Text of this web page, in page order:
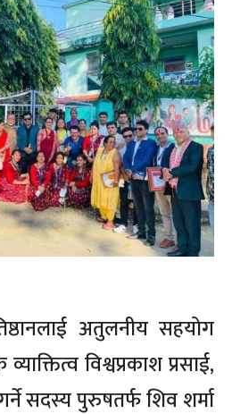
अतुलनीय सहयोग
विश्वप्रकाश प्रसाई,
सदस्य पुरुषतर्फ शिव शर्मा